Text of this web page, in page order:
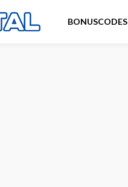
BONUSCODES